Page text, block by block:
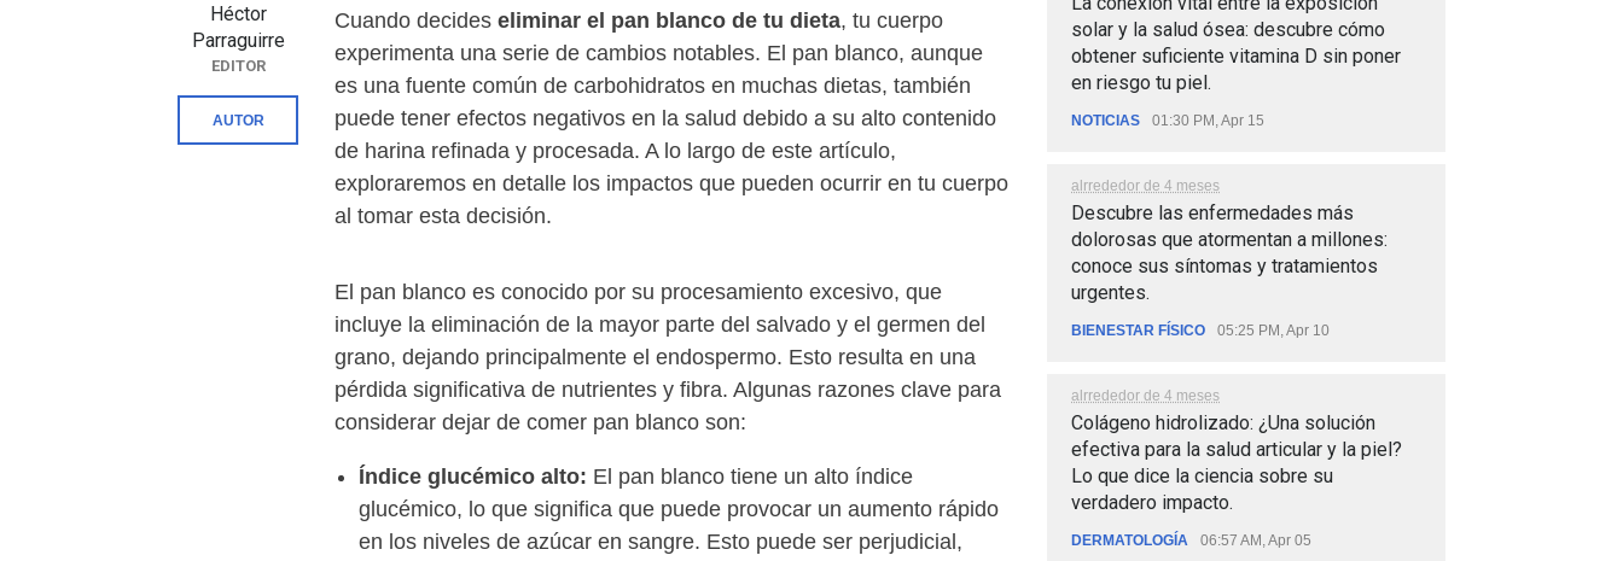
Cuando decides eliminar el pan blanco de tu dieta, tu cuerpo
experimenta una serie de cambios notables. El pan blanco, aunque
es una fuente común de carbohidratos en muchas dietas, también
puede tener efectos negativos en la salud debido a su alto contenido
de harina refinada y procesada. A lo largo de este artículo,
exploraremos en detalle los impactos que pueden ocurrir en tu cuerpo
al tomar esta decisión.
El pan blanco es conocido por su procesamiento excesivo, que
incluye la eliminación de la mayor parte del salvado y el germen del
grano, dejando principalmente el endospermo. Esto resulta en una
pérdida significativa de nutrientes y fibra. Algunas razones clave para
considerar dejar de comer pan blanco son:
Índice glucémico alto: El pan blanco tiene un alto índice
glucémico, lo que significa que puede provocar un aumento rápido
en los niveles de azúcar en sangre. Esto puede ser perjudicial,
Héctor
Parraguirre
EDITOR
AUTOR
solar y la salud ósea: descubre cómo
obtener suficiente vitamina D sin poner
en riesgo tu piel.
NOTICIAS 01:30 PM, Apr 15
alrrededor de 4 meses
Descubre las enfermedades más
dolorosas que atormentan a millones:
conoce sus síntomas y tratamientos
urgentes.
BIENESTAR FÍSICO 05:25 PM, Apr 10
alrrededor de 4 meses
Colágeno hidrolizado: ¿Una solución
efectiva para la salud articular y la piel?
Lo que dice la ciencia sobre su
verdadero impacto.
DERMATOLOGÍA 06:57 AM, Apr 05